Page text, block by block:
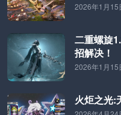
2026年1月15
二重螺旋
招解决！
2026年1月15
火炬之光: